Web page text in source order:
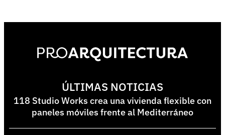
ÚLTIMAS NOTICIAS
118 Studio Works crea una vivienda flexible con
paneles móviles frente al Mediterráneo